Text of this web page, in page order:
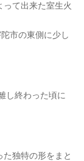
て出来た室生火
市の東側に少し
し終わった頃に
独特の形をまと